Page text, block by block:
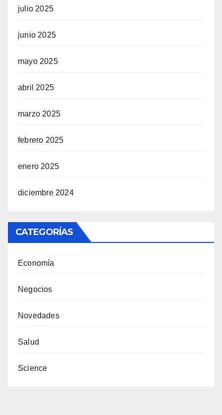
julio 2025
junio 2025
mayo 2025
abril 2025
marzo 2025
febrero 2025
enero 2025
diciembre 2024
CATEGORÍAS
Economía
Negocios
Novedades
Salud
Science